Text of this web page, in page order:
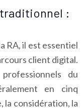
:
RA, il est essentiel
client digital.
du
en cinq
la considération, la